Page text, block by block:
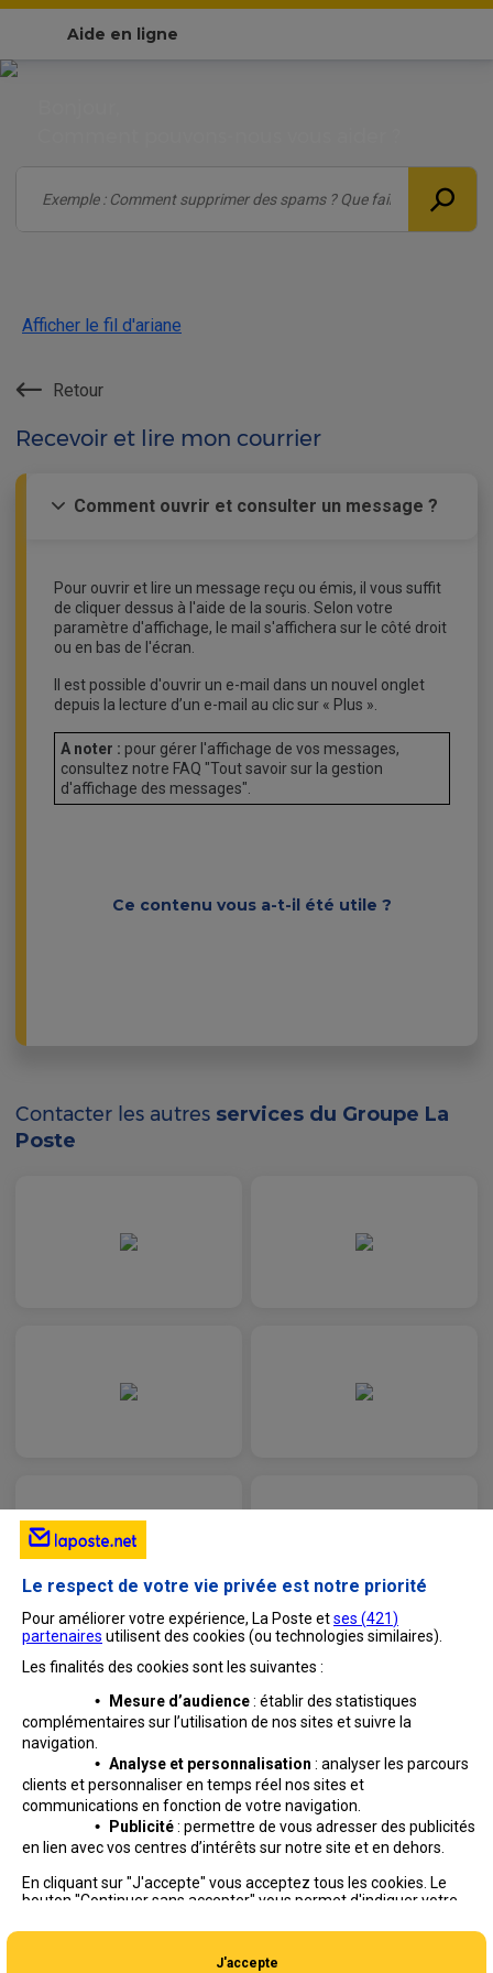
Aide en ligne
Afficher le fil d'ariane
Retour
Recevoir et lire mon courrier
Comment ouvrir et consulter un message ?
Pour ouvrir et lire un message reçu ou émis, il vous suffit
de cliquer dessus à l'aide de la souris. Selon votre
paramètre d'affichage, le mail s'affichera sur le côté droit
ou en bas de l'écran.
Il est possible d'ouvrir un e-mail dans un nouvel onglet
depuis la lecture d’un e-mail au clic sur « Plus ».
A noter : pour gérer l'affichage de vos messages,
consultez notre FAQ "Tout savoir sur la gestion
d'affichage des messages".
Ce contenu vous a-t-il été utile ?
Contacter les autres services du Groupe La
Poste
La Poste Groupe La Poste recrute
Le respect de votre vie privée est notre priorité
Pour améliorer votre expérience, La Poste etses (421)
partenaires utilisent des cookies (ou technologies similaires).
Les finalités des cookies sont les suivantes :
•
Mesure d’audience: établir des statistiques
complémentaires sur l’utilisation de nos sites et suivre la
navigation.
•Analyse et personnalisation : analyser les parcours
clients et personnaliser en temps réel nos sites et
communications en fonction de votre navigation.
•
Publicité: permettre de vous adresser des publicités
en lien avec vos centres d’intérêts sur notre site et en dehors.
En cliquant sur "J'accepte" vous acceptez tous les cookies. Le
bouton "Continuer sans accepter" vous permet d'indiquer votre
seront déposés. Vous pouvez modifier vos choix à tout moment
ou obtenir plus d'informations via
J'accepte